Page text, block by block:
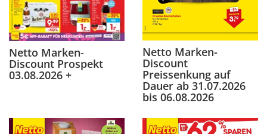
Netto Marken-
Discount Prospekt
03.08.2026 +
Netto Marken-
Discount
Preissenkung auf
Dauer ab 31.07.2026
bis 06.08.2026